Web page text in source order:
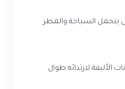
يتحمل السباحة والمطر
الأليفة لارتدائه طوال